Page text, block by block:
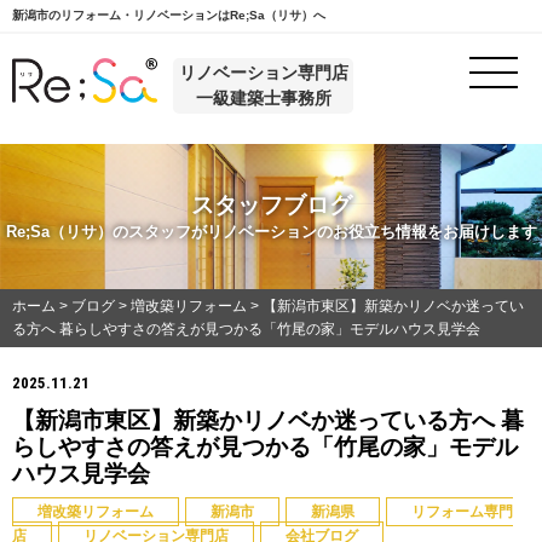
新潟市のリフォーム・リノベーションはRe;Sa（リサ）へ
リノベーション専門店
一級建築士事務所
スタッフブログ
Re;Sa（リサ）のスタッフがリノベーションのお役立ち情報をお届けします
ホーム > ブログ > 増改築リフォーム >
【新潟市東区】新築かリノベか迷ってい
る方へ 暮らしやすさの答えが見つかる「竹尾の家」モデルハウス見学会
2025.11.21
【新潟市東区】新築かリノベか迷っている方へ 暮
らしやすさの答えが見つかる「竹尾の家」モデル
ハウス見学会
増改築リフォーム 新潟市 新潟県
リフォーム専門
店
リノベーション専門店 会社ブログ